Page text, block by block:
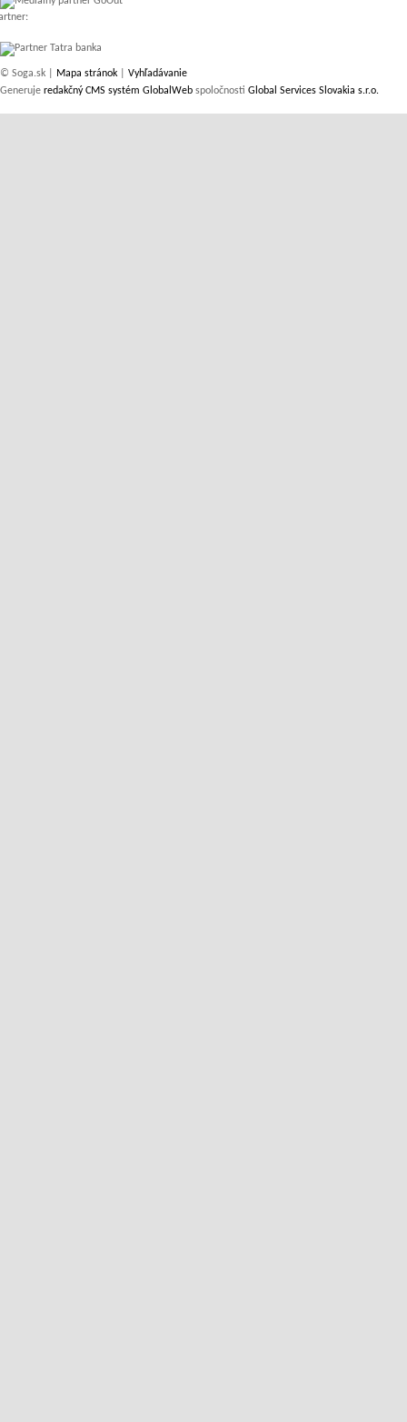
© Soga.sk | Mapa stránok
Vyhľadávanie
Generuje redakčný CMS systém GlobalWeb spoločnosti Global Services Slovakia s.r.o.